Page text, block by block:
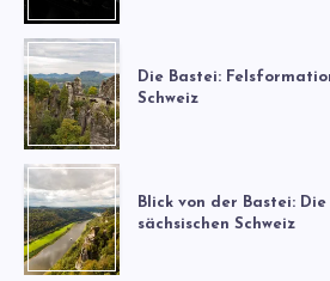
Die Bastei:
Schweiz
Blick von der Bastei:
sächsischen Schweiz